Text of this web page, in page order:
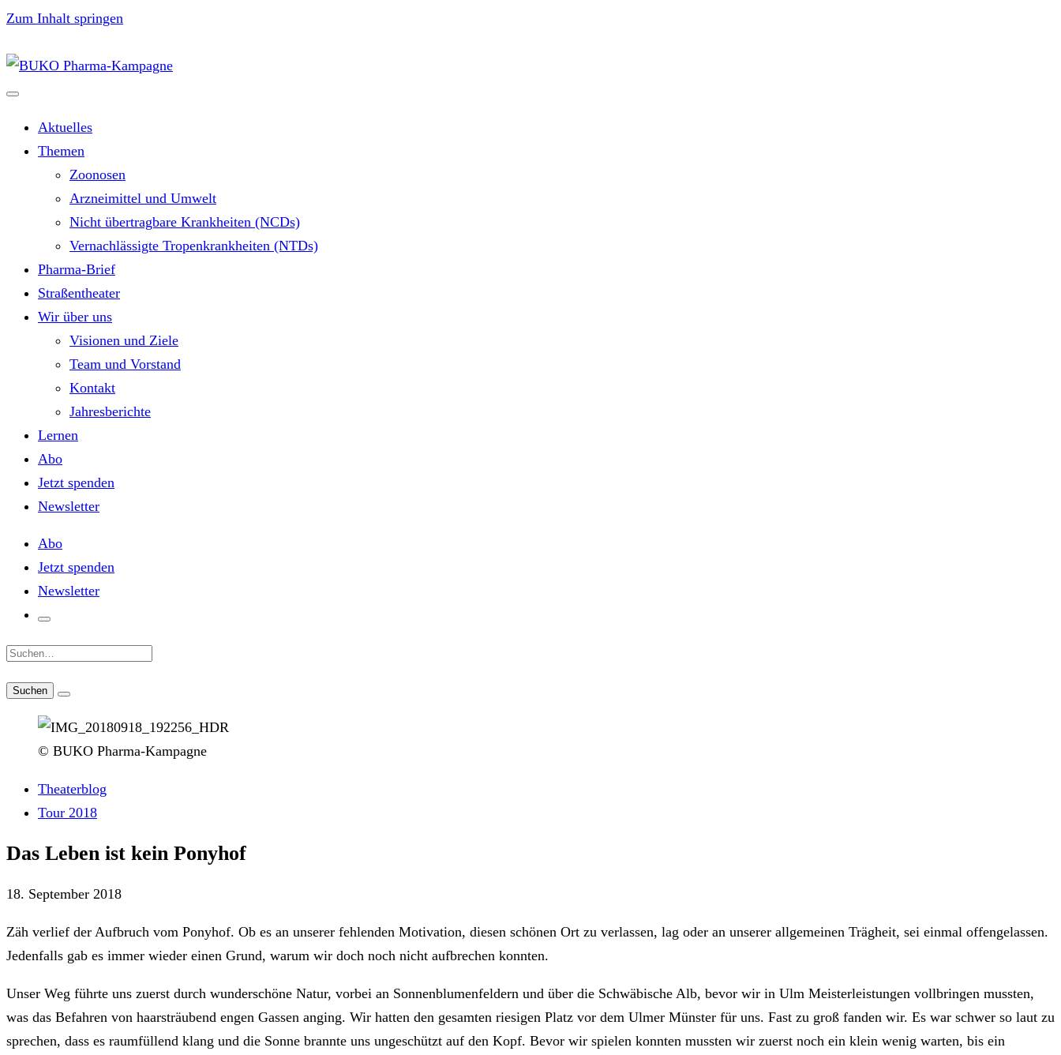
Zum Inhalt springen
Aktuelles
Themen
Zoonosen
Arzneimittel und Umwelt
Nicht übertragbare Krankheiten (NCDs)
Vernachlässigte Tropenkrankheiten (NTDs)
Pharma-Brief
Straßentheater
Wir über uns
Visionen und Ziele
Team und Vorstand
Kontakt
Jahresberichte
Lernen
Abo
Jetzt spenden
Newsletter
Abo
Jetzt spenden
Newsletter
Suche:
© BUKO Pharma-Kampagne
Theaterblog
Tour 2018
Das Leben ist kein Ponyhof
18. September 2018
Zäh verlief der Aufbruch vom Ponyhof. Ob es an unserer fehlenden Motivation, diesen schönen Ort zu verlassen, lag oder an unserer allgemeinen Trägheit, sei einmal offengelassen.
Jedenfalls gab es immer wieder einen Grund, warum wir doch noch nicht aufbrechen konnten.
Unser Weg führte uns zuerst durch wunderschöne Natur, vorbei an Sonnenblumenfeldern und über die Schwäbische Alb, bevor wir in Ulm Meisterleistungen vollbringen mussten,
was das Befahren von haarsträubend engen Gassen anging. Wir hatten den gesamten riesigen Platz vor dem Ulmer Münster für uns. Fast zu groß fanden wir. Es war schwer so laut zu
sprechen, dass es raumfüllend klang und die Sonne brannte uns ungeschützt auf den Kopf. Bevor wir spielen konnten mussten wir zuerst noch ein klein wenig warten, bis ein